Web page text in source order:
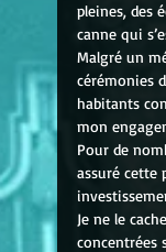
pleines, des
canne qui
Malgré un
cérémonies
habitants
mon
Pour de
assuré cette
Je ne le
concentrées